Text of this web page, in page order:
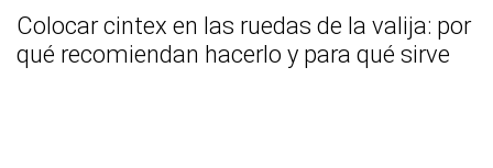
Colocar cintex en las ruedas de la valija: por
qué recomiendan hacerlo y para qué sirve